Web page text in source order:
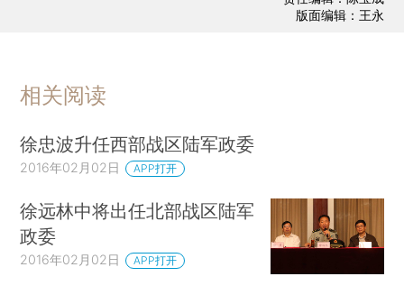
版面编辑：王永
相关阅读
徐忠波升任西部战区陆军政委
2016年02月02日 APP打开
徐远林中将出任北部战区陆军
政委
2016年02月02日 APP打开